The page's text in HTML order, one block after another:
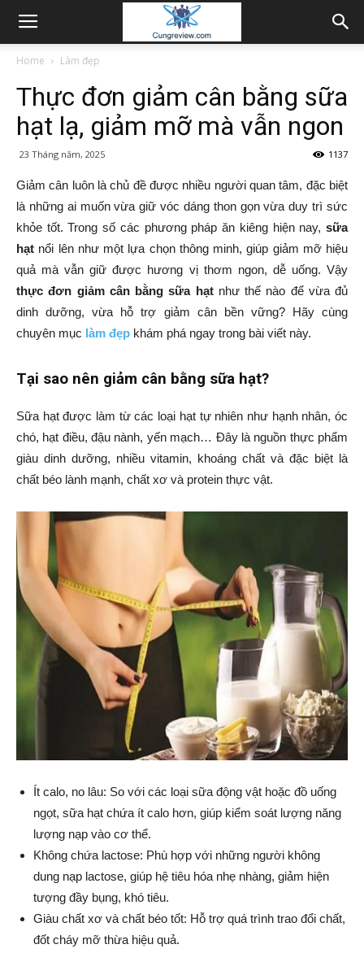
Home Làm đẹp
Thực đơn giảm cân bằng sữa
hạt lạ, giảm mỡ mà vẫn ngon
23 Tháng năm, 2025 1137
Giảm cân luôn là chủ đề được nhiều người quan tâm, đặc biệt
là những ai muốn vừa giữ vóc dáng thon gọn vừa duy trì sức
khỏe tốt. Trong số các phương pháp ăn kiêng hiện nay, sữa
hạt nổi lên như một lựa chọn thông minh, giúp giảm mỡ hiệu
quả mà vẫn giữ được hương vị thơm ngon, dễ uống. Vậy
thực đơn giảm cân bằng sữa hạtnhư thế nào để vừa đủ
dinh dưỡng, vừa hỗ trợ giảm cân bền vững? Hãy cùng
chuyên mục làm đẹp khám phá ngay trong bài viết này.
Tại sao nên giảm cân bằng sữa hạt?
Sữa hạt được làm từ các loại hạt tự nhiên như hạnh nhân, óc
chó, hạt điều, đậu nành, yến mạch… Đây là nguồn thực phẩm
giàu dinh dưỡng, nhiều vitamin, khoáng chất và đặc biệt là
chất béo lành mạnh, chất xơ và protein thực vật.
Ít calo, no lâu: So với các loại sữa động vật hoặc đồ uống
ngọt, sữa hạt chứa ít calo hơn, giúp kiểm soát lượng năng
lượng nạp vào cơ thể.
Không chứa lactose: Phù hợp với những người không
dung nạp lactose, giúp hệ tiêu hóa nhẹ nhàng, giảm hiện
tượng đầy bụng, khó tiêu.
Giàu chất xơ và chất béo tốt: Hỗ trợ quá trình trao đổi chất,
đốt cháy mỡ thừa hiệu quả.